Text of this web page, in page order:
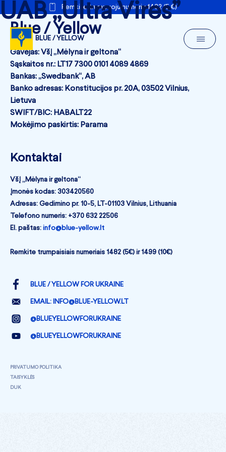
Remkite trumpuoju numeriu 1482 (5 €)
BLUE / YELLOW
UAB „Ultra Vires”
Blue / Yellow
Gavėjas: VšĮ „Mėlyna ir geltona“
Sąskaitos nr.: LT17 7300 0101 4089 4869
Bankas: „Swedbank“, AB
Banko adresas: Konstitucijos pr. 20A, 03502 Vilnius,
Lietuva
SWIFT/BIC: HABALT22
Mokėjimo paskirtis: Parama
Kontaktai
VšĮ „Mėlyna ir geltona“
Įmonės kodas: 303420560
Adresas: Gedimino pr. 10-5, LT-01103 Vilnius, Lithuania
Telefono numeris: +370 632 22506
El. paštas: info@blue-yellow.lt
Remkite trumpaisiais numeriais 1482 (5€) ir 1499 (10€)
BLUE / YELLOW FOR UKRAINE
EMAIL: INFO@BLUE-YELLOW.LT
@BLUEYELLOWFORUKRAINE
@BLUEYELLOWFORUKRAINE
PRIVATUMO POLITIKA
TAISYKLĖS
DUK